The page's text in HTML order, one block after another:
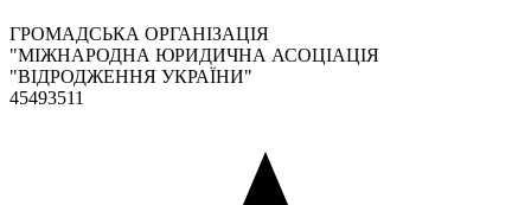
ГРОМАДСЬКА ОРГАНІЗАЦІЯ
"МІЖНАРОДНА ЮРИДИЧНА АСОЦІАЦІЯ
"ВІДРОДЖЕННЯ УКРАЇНИ"
45493511